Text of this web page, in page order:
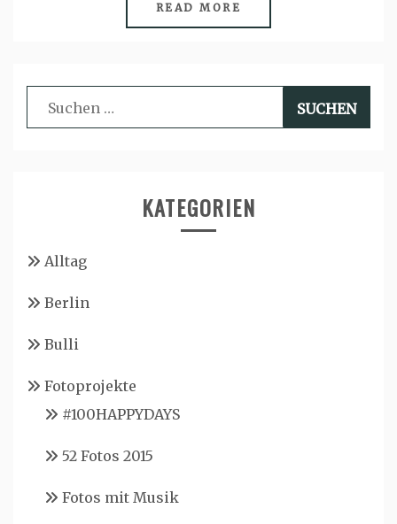
READ MORE
Suchen
nach:
KATEGORIEN
Alltag
Berlin
Bulli
Fotoprojekte
#100HAPPYDAYS
52 Fotos 2015
Fotos mit Musik